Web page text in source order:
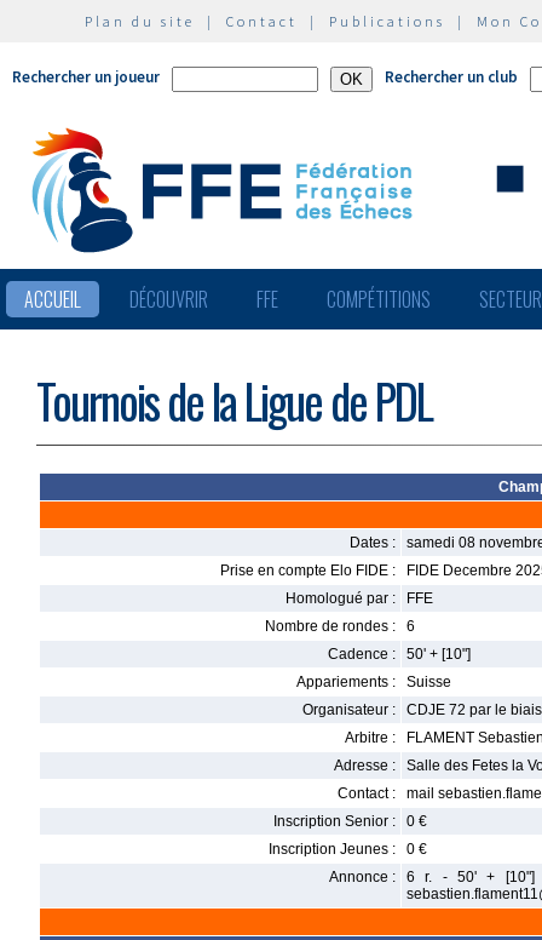
Plan du site | Contact | Publications | Mon
Rechercher un joueur Rechercher un club
ACCUEIL DÉCOUVRIR FFE COMPÉTITIONS
Tournois de la Ligue de PDL
Dates :
samedi 08
Prise en compte Elo FIDE :
FIDE Decembre
Homologué par :
FFE
Nombre de rondes :
6
Cadence :
50' + [10"]
Appariements :
Suisse
Organisateur :
CDJE 72 par le
Arbitre :
FLAMENT
Adresse :
Salle des Fetes la
Contact :
mail
Inscription Senior :
0 €
Inscription Jeunes :
0 €
Annonce :
6 r. - 50' + [10"]